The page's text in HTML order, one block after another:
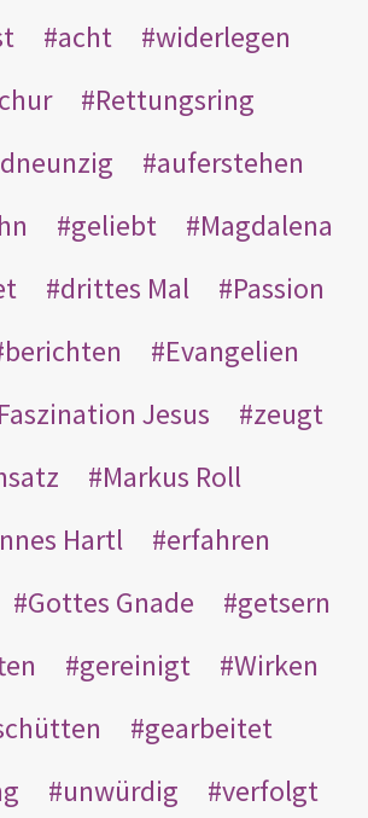
acht
widerlegen
Rettungsring
auferstehen
geliebt
Magdalena
drittes Mal
Passion
berichten
Evangelien
Faszination Jesus
zeugt
Markus Roll
Hartl
erfahren
Gottes Gnade
getsern
gereinigt
Wirken
gearbeitet
unwürdig
verfolgt